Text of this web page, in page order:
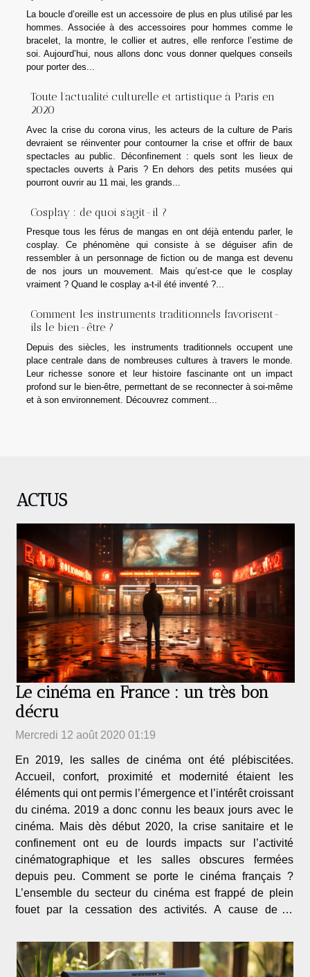
La boucle d’oreille est un accessoire de plus en plus utilisé par les
hommes. Associée à des accessoires pour hommes comme le
bracelet, la montre, le collier et autres, elle renforce l’estime de
soi. Aujourd’hui, nous allons donc vous donner quelques conseils
pour porter des...
Toute l’actualité culturelle et artistique à Paris en
2020
Avec la crise du corona virus, les acteurs de la culture de Paris
devraient se réinventer pour contourner la crise et offrir de baux
spectacles au public. Déconfinement : quels sont les lieux de
spectacles ouverts à Paris ? En dehors des petits musées qui
pourront ouvrir au 11 mai, les grands...
Cosplay : de quoi s’agit-il ?
Presque tous les férus de mangas en ont déjà entendu parler, le
cosplay. Ce phénomène qui consiste à se déguiser afin de
ressembler à un personnage de fiction ou de manga est devenu
de nos jours un mouvement. Mais qu’est-ce que le cosplay
vraiment ? Quand le cosplay a-t-il été inventé ?...
Comment les instruments traditionnels favorisent-
ils le bien-être ?
Depuis des siècles, les instruments traditionnels occupent une
place centrale dans de nombreuses cultures à travers le monde.
Leur richesse sonore et leur histoire fascinante ont un impact
profond sur le bien-être, permettant de se reconnecter à soi-même
et à son environnement. Découvrez comment...
ACTUS
Le cinéma en France : un très bon
décru
Mercredi 12 août 2020 01:19
En 2019, les salles de cinéma ont été plébiscitées.
Accueil, confort, proximité et modernité étaient les
éléments qui ont permis l’émergence et l’intérêt croissant
du cinéma. 2019 a donc connu les beaux jours avec le
cinéma. Mais dès début 2020, la crise sanitaire et le
confinement ont eu de lourds impacts sur l’activité
cinématographique et les salles obscures fermées
depuis peu. Comment se porte le cinéma français ?
L’ensemble du secteur du cinéma est frappé de plein
fouet par la cessation des activités. A cause de la
nombreux tournages, des...